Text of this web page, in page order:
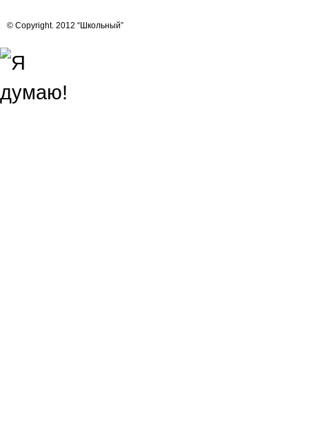
© Copyright. 2012 “Школьный”